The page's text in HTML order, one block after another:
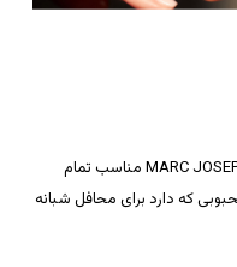
عطر بلا ویستا لیبر | MARC JOSEPH BELLA VISTA LIBRE مناسب تمام
که دارد برای محافل شبانه